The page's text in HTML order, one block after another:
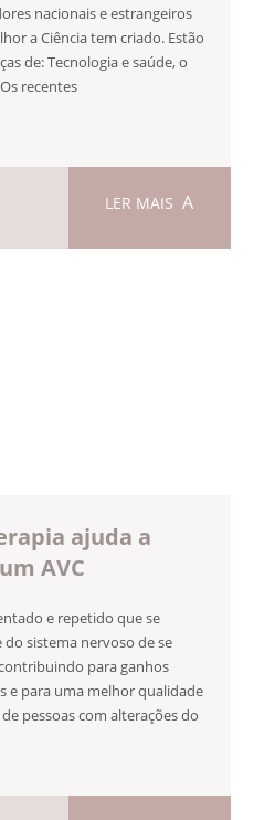
nacionais e estrangeiros
a Ciência tem criado. Estão
de: Tecnologia e saúde, o
recentes
LER MAIS
ajuda a
AVC
e repetido que se
sistema nervoso de se
para ganhos
e para uma melhor qualidade
pessoas com alterações do